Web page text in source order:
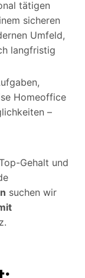
tätigen
sicheren
Umfeld,
langfristig
Homeoffice
–
Gehalt und
suchen wir